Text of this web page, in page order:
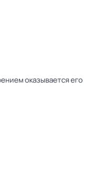
оказывается его